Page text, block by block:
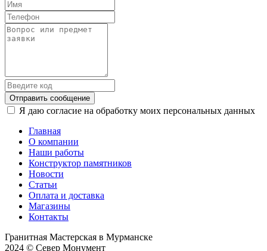
Отправить сообщение
Я даю согласие на обработку моих персональных данных
Главная
О компании
Наши работы
Конструктор памятников
Новости
Статьи
Оплата и доставка
Магазины
Контакты
Гранитная Мастерская в Мурманске
2024 © Север Монумент